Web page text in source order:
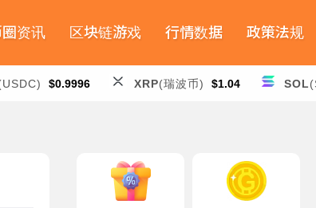
资讯 区块链游戏 行情数据 政策法规
$0.9996 XRP(瑞波币) $1.04 SOL